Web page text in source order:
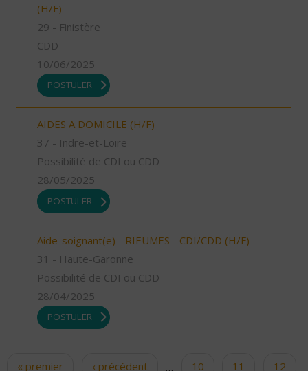
(H/F)
29 - Finistère
CDD
10/06/2025
POSTULER
AIDES A DOMICILE (H/F)
37 - Indre-et-Loire
Possibilité de CDI ou CDD
28/05/2025
POSTULER
Aide-soignant(e) - RIEUMES - CDI/CDD (H/F)
31 - Haute-Garonne
Possibilité de CDI ou CDD
28/04/2025
POSTULER
« premier ‹ précédent … 10 11
12